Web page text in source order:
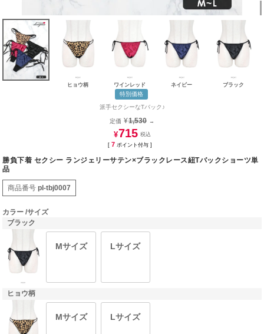
ヒョウ柄 ワインレッド ネイビー ブラック
特別価格
派手セクシーなTバック♪
定価 ¥1,530 →
¥715
[ 7 ポイント付与 ]
勝負下着 セクシー ランジェリーサテン×ブラックレース紐Tバックショーツ単
品
商品番号 pl-tbj0007
カラー サイズ
ブラック
Mサイズ Lサイズ
ヒョウ柄
Mサイズ Lサイズ